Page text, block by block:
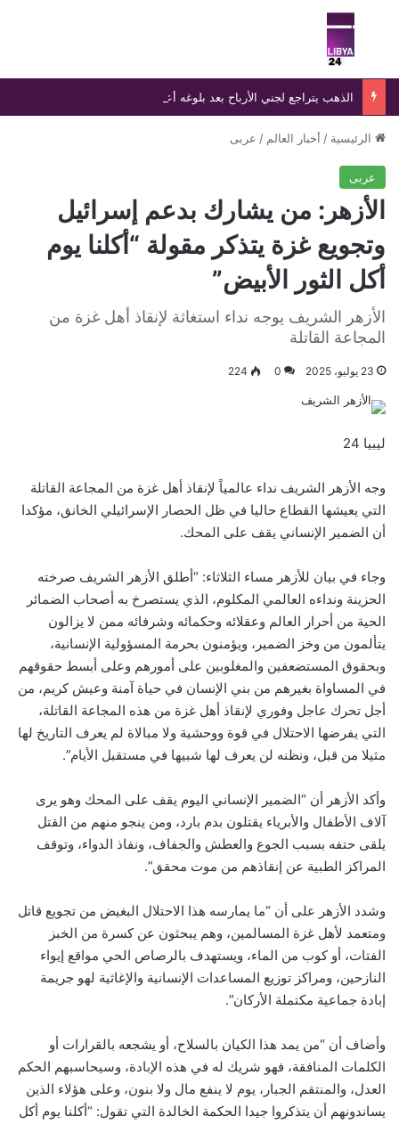
بحث عن
الذهب يتراجع لجني الأرباح بعد بلوغه أعلى مستوى في سبعة أسابيع
الرئيسية / أخبار العالم / عربى
عربى
الأزهر: من يشارك بدعم إسرائيل
وتجويع غزة يتذكر مقولة “أكلنا يوم
أكل الثور الأبيض”
الأزهر الشريف يوجه نداء استغاثة لإنقاذ أهل غزة من
المجاعة ‏القاتلة
23 يوليو، 2025 0
224
ليبيا 24
وجه الأزهر الشريف نداء عالمياً لإنقاذ أهل غزة من المجاعة ‏القاتلة
التي يعيشها القطاع حاليا في ظل الحصار الإسرائيلي الخانق، مؤكدا
أن الضمير الإنساني يقف على المحك.
وجاء في بيان للأزهر مساء الثلاثاء: “أطلق الأزهر الشريف صرخته
الحزينة ونداءه العالمي المكلوم، الذي يستصرخ به أصحاب الضمائر
الحية ‏من أحرار العالم وعقلائه وحكمائه وشرفائه ممن لا يزالون
يتألمون من وخز الضمير، ويؤمنون بحرمة ‏المسؤولية الإنسانية،
وبحقوق المستضعفين والمغلوبين على أمورهم وعلى أبسط حقوقهم
في المساواة بغيرهم ‏من بني الإنسان في حياة آمنة وعيش كريم، من
أجل تحرك عاجل وفوري لإنقاذ أهل غزة من هذه المجاعة ‏القاتلة،
التي يفرضها الاحتلال في قوة ووحشية ولا مبالاة لم يعرف التاريخ لها
مثيلا من قبل، ونظنه لن ‏يعرف لها شبيها في مستقبل الأيام”.
وأكد الأزهر أن “الضمير الإنساني اليوم يقف على المحك وهو يرى
آلاف الأطفال والأبرياء ‏يقتلون بدم بارد، ومن ينجو منهم من القتل
يلقى حتفه بسبب الجوع والعطش والجفاف، ونفاذ الدواء، وتوقف
المراكز الطبية عن إنقاذهم من موت محقق”.
وشدد الأزهر على أن “ما يمارسه هذا الاحتلال البغيض من تجويع قاتل
ومتعمد لأهل غزة المسالمين، وهم يبحثون عن ‏كسرة من الخبز
الفتات، أو كوب من الماء، ويستهدف بالرصاص الحي مواقع إيواء
النازحين، ومراكز توزيع ‏المساعدات الإنسانية والإغاثية لهو جريمة
إبادة جماعية مكتملة الأركان”.
وأضاف أن “من يمد هذا الكيان بالسلاح، ‏أو يشجعه بالقرارات أو
الكلمات المنافقة، فهو شريك له في هذه الإبادة، وسيحاسبهم الحكم
العدل، ‏والمنتقم الجبار، يوم لا ينفع مال ولا بنون، وعلى هؤلاء الذين
يساندونهم أن يتذكروا ‏جيدا الحكمة الخالدة التي تقول: “أكلنا يوم أكل